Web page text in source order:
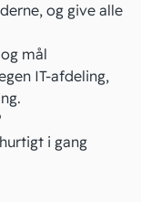
og give alle
mål
IT-afdeling,
i gang